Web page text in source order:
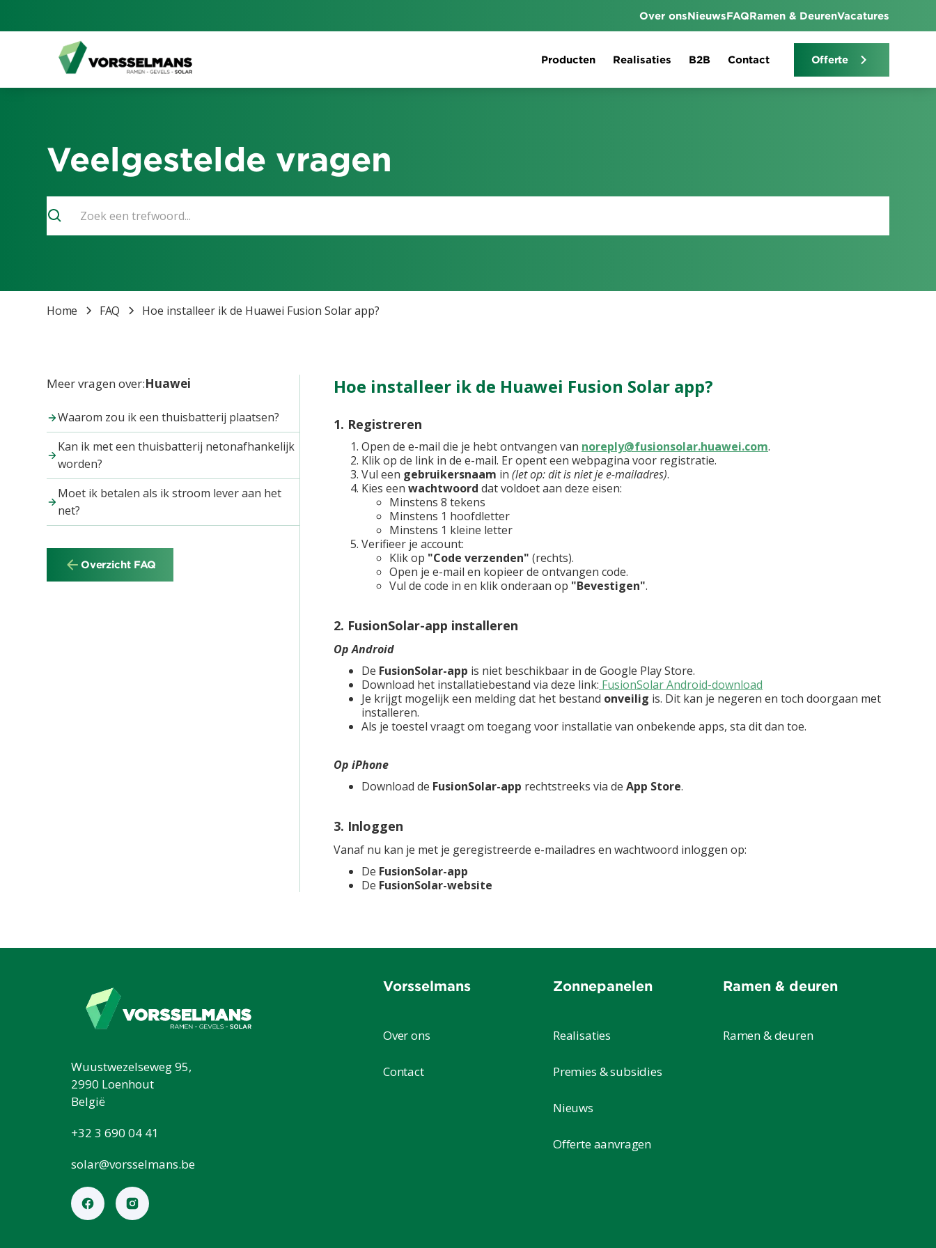
Over onsNieuwsFAQRamen & DeurenVacatures
Producten Realisaties B2B Contact Offerte
Veelgestelde vragen
Home FAQ Hoe installeer ik de Huawei Fusion Solar app?
Meer vragen over:Huawei
Waarom zou ik een thuisbatterij plaatsen?
Kan ik met een thuisbatterij netonafhankelijk
worden?
Moet ik betalen als ik stroom lever aan het
net?
Overzicht FAQ
Hoe installeer ik de Huawei Fusion Solar app?
1. Registreren
Open de e-mail die je hebt ontvangen van noreply@fusionsolar.huawei.com.
Klik op de link in de e-mail. Er opent een webpagina voor registratie.
Vul een gebruikersnaam in(let op: dit is niet je e-mailadres).
Kies eenwachtwoord dat voldoet aan deze eisen:
Minstens 8 tekens
Minstens 1 hoofdletter
Minstens 1 kleine letter
Verifieer je account:
Klik op "Code verzenden" (rechts).
Open je e-mail en kopieer de ontvangen code.
Vul de code in en klik onderaan op "Bevestigen".
2. FusionSolar-app installeren
Op Android
De FusionSolar-app is niet beschikbaar in de Google Play Store.
Download het installatiebestand via deze link: FusionSolar Android-download
Je krijgt mogelijk een melding dat het bestand onveilig is. Dit kan je negeren en toch doorgaan met
installeren.
Als je toestel vraagt om toegang voor installatie van onbekende apps, sta dit dan toe.
Op iPhone
Download de FusionSolar-app rechtstreeks via deApp Store.
3. Inloggen
Vanaf nu kan je met je geregistreerde e-mailadres en wachtwoord inloggen op:
De FusionSolar-app
De FusionSolar-website
Wuustwezelseweg 95,
2990 Loenhout
België
+32 3 690 04 41
solar@vorsselmans.be
Vorsselmans
Over ons
Contact
Zonnepanelen
Realisaties
Premies & subsidies
Nieuws
Offerte aanvragen
Ramen & deuren
Ramen & deuren